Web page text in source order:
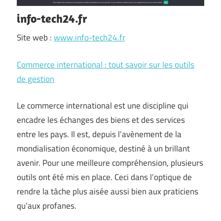
info-tech24.fr
Site web :www.info-tech24.fr
Commerce international : tout savoir sur les outils
de gestion
Le commerce international est une discipline qui
encadre les échanges des biens et des services
entre les pays. Il est, depuis l’avènement de la
mondialisation économique, destiné à un brillant
avenir. Pour une meilleure compréhension, plusieurs
outils ont été mis en place. Ceci dans l’optique de
rendre la tâche plus aisée aussi bien aux praticiens
qu’aux profanes.